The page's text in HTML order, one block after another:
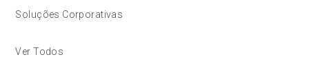
Soluções Corporativas
Ver Todos